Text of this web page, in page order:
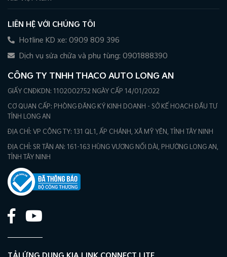
LIÊN HỆ VỚI CHÚNG TÔI
Hotline KD xe: 0909 809 396
Dịch vụ sửa chữa và phụ tùng: 0901888390
CÔNG TY TNHH THACO AUTO LONG AN
GIẤY CNĐKDN: 1102002752 NGÀY CẤP 14/01/2022
CƠ QUAN CẤP: PHÒNG ĐĂNG KÝ KINH DOANH - SỞ KẾ HOẠCH ĐẦU TƯ
TỈNH LONG AN
ĐỊA CHỈ: VP CÔNG TY: 131 QL1, ẤP CHÁNH, XÃ MỸ YÊN, TỈNH TÂY NINH
ĐỊA CHỈ: SR TÂN AN: 161-163 HÙNG VƯƠNG NỐI DÀI, PHƯỜNG LONG AN,
TỈNH TÂY NINH